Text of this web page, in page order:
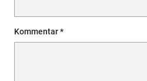
Kommentar